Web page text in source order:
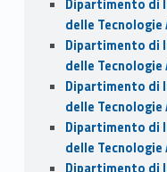
Dipartimento di
delle
Dipartimento di
delle
Dipartimento di
delle
Dipartimento di
delle